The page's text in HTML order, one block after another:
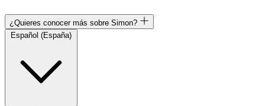
¿Quieres conocer más sobre Simon?